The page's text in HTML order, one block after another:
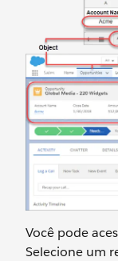
Você pode
Selecione um